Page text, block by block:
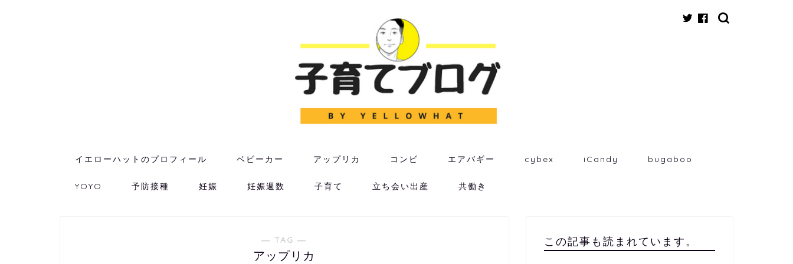
イエローハットのプロフィール ベビーカー アップリカ コンビ エアバギー cybex iCandy bugaboo
YOYO 予防接種 妊娠 妊娠週数 子育て 立ち会い出産 共働き
― TAG ―
アップリカ
この記事も読まれています。